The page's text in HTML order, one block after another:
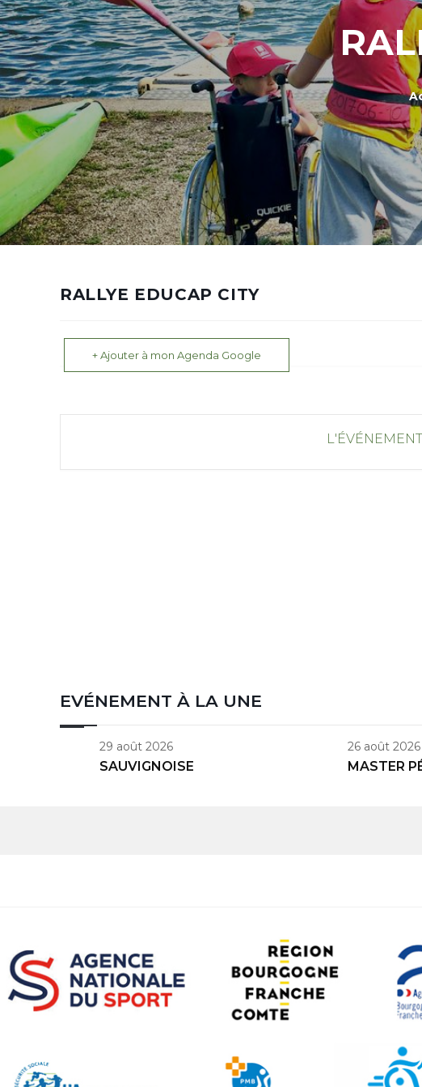
RALLYE EDUCAP CITY
+ Ajouter à mon Agenda Google
EVÉNEMENT À LA UNE
29 août 2026
SAUVIGNOISE
26 août 2026
MASTER